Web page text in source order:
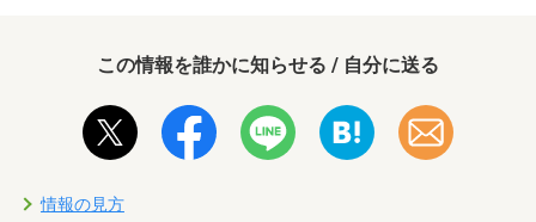
この情報を誰かに知らせる / 自分に送る
情報の見方